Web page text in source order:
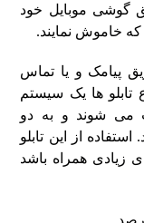
گوشی موبایل خود
خاموش نمایند.
پیامک و یا تماس
ها یک سیستم
می شوند و به دو
هستند. استفاده از این تابلو
زیادی همراه باشد